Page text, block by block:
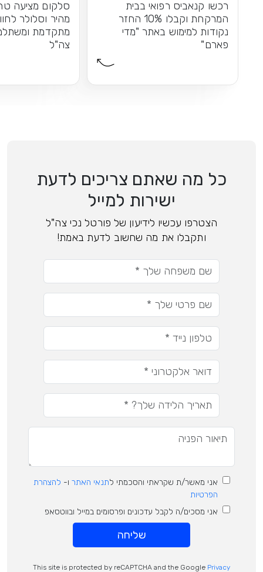
רכשו קנאביס רפואי בבית
המרקחת וקבלו 10% החזר
נקודות למימוש באתר "מדי
פארם"
סלקום מציעה
מהיר וסלולר
מתקדמת
צה"ל
כל מה שאתם צריכים לדעת
ישירות למייל
הצטרפו עכשיו לידיעון של פורטל נכי צה"ל
ותקבלו את מה שחשוב לדעת באמת!
אני מאשר/ת שקראתי והסכמתי לתנאי האתר ו- להצהרת
הפרטיות
אני מסכים/ה לקבל עדכונים ופרסומים במייל ובווטסאפ
שליחה
This site is protected by reCAPTCHA and the Google Privacy